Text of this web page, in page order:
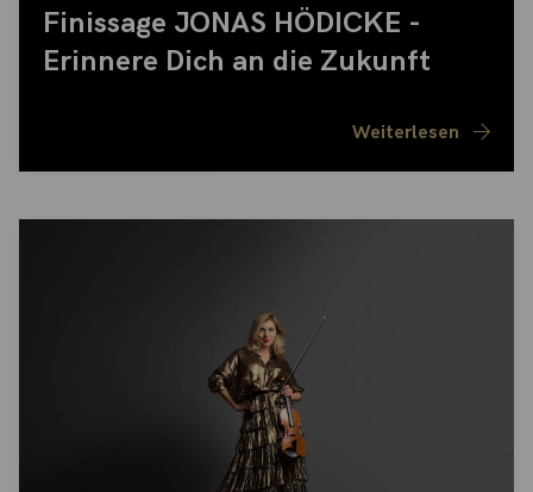
Finissage JONAS HÖDICKE -
Erinnere Dich an die Zukunft
Weiterlesen